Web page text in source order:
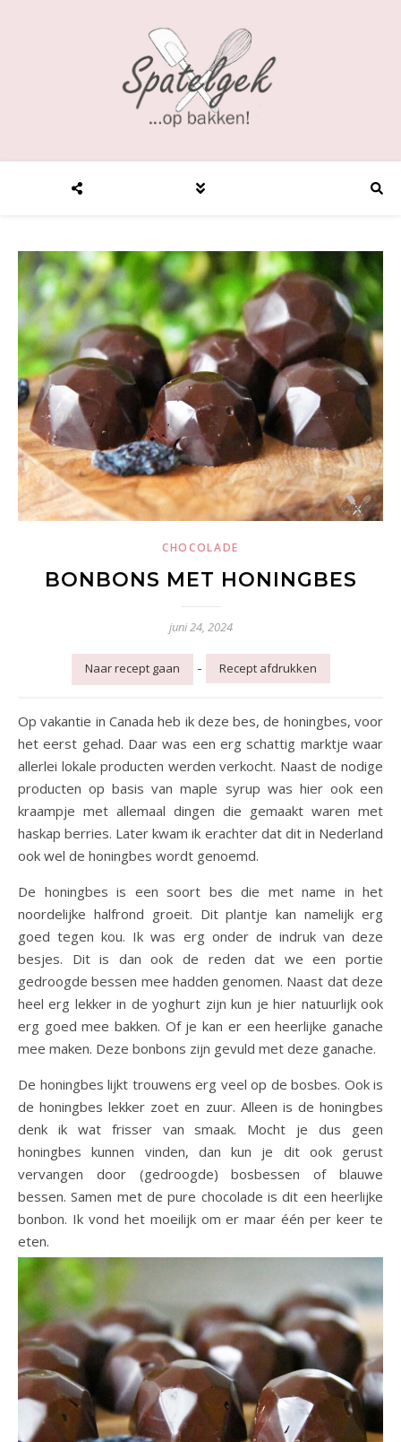
CHOCOLADE
BONBONS MET HONINGBES
juni 24, 2024
Naar recept gaan - Recept afdrukken
Op vakantie in Canada heb ik deze bes, de honingbes, voor
het eerst gehad. Daar was een erg schattig marktje waar
allerlei lokale producten werden verkocht. Naast de nodige
producten op basis van maple syrup was hier ook een
kraampje met allemaal dingen die gemaakt waren met
haskap berries. Later kwam ik erachter dat dit in Nederland
ook wel de honingbes wordt genoemd.
De honingbes is een soort bes die met name in het
noordelijke halfrond groeit. Dit plantje kan namelijk erg
goed tegen kou. Ik was erg onder de indruk van deze
besjes. Dit is dan ook de reden dat we een portie
gedroogde bessen mee hadden genomen. Naast dat deze
heel erg lekker in de yoghurt zijn kun je hier natuurlijk ook
erg goed mee bakken. Of je kan er een heerlijke ganache
mee maken. Deze bonbons zijn gevuld met deze ganache.
De honingbes lijkt trouwens erg veel op de bosbes. Ook is
de honingbes lekker zoet en zuur. Alleen is de honingbes
denk ik wat frisser van smaak. Mocht je dus geen
honingbes kunnen vinden, dan kun je dit ook gerust
vervangen door (gedroogde) bosbessen of blauwe
bessen. Samen met de pure chocolade is dit een heerlijke
bonbon. Ik vond het moeilijk om er maar één per keer te
eten.